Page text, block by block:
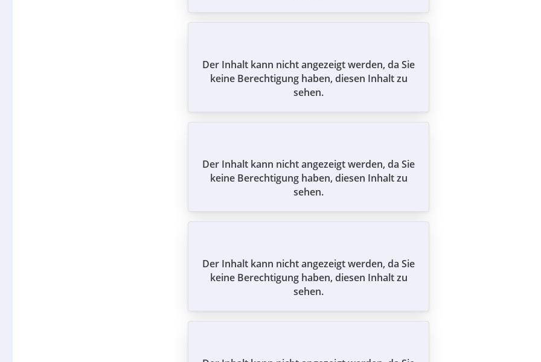
Der Inhalt kann nicht angezeigt werden, da Sie
keine Berechtigung haben, diesen Inhalt zu
sehen.
Der Inhalt kann nicht angezeigt werden, da Sie
keine Berechtigung haben, diesen Inhalt zu
sehen.
Der Inhalt kann nicht angezeigt werden, da Sie
keine Berechtigung haben, diesen Inhalt zu
sehen.